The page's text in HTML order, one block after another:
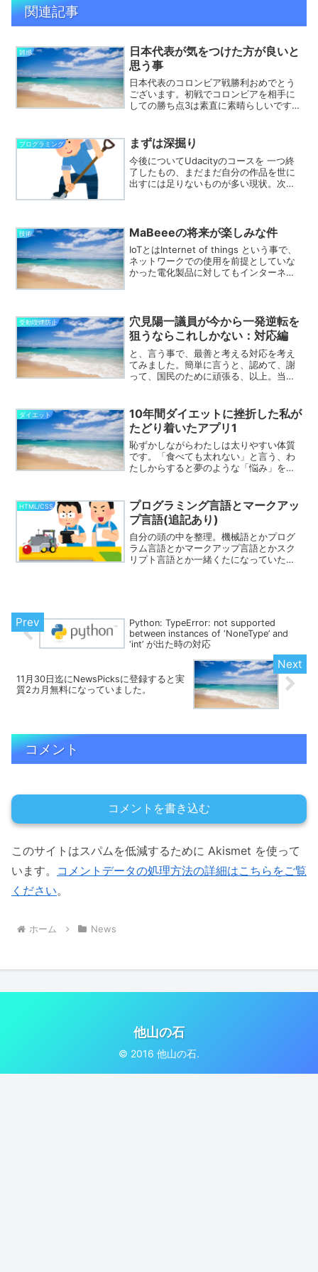
関連記事
雑感
日本代表が気をつけた方が良いと
思う事
日本代表のコロンビア戦勝利おめでとう
ございます。初戦でコロンビアを相手に
しての勝ち点3は素直に素晴らしいです。
本は開始3分で10人で戦う事になってしま
ったコロンビアから...
プログラミング まずは深掘り
今後についてUdacityのコースを 一つ終
了したもの、まだまだ自分の作品を世に
出すには足りないものが多い現状。次の
本...
技術 MaBeeeの将来が楽しみな件
IoTとはInternet of things という事で、
ネットワークでの使用を前提としていな
かった電化製品に対してもインターネッ
受動喫煙防止
穴見陽一議員が今から一発逆転を
狙うならこれしかない：対応編
と、言う事で、最善と考える対応を考え
てみました。簡単に言うと、認めて、謝
って、国民のために頑張る、以上。当た
応1：全面的に非を認め、長谷川氏に面と
向かって謝罪をする。騒ぎ...
ダイエット
10年間ダイエットに挫折した私が
たどり着いたアプリ1
恥ずかしながらわたしは太りやすい体質
です。「食べても太れない」と言う、わ
たしからすると夢のような「悩み」を持
しの肉は肉でも贅肉なんです。そんなこ
と言われても単にディ...
HTML/CSS
プログラミング言語とマークアッ
プ言語(追記あり)
自分の頭の中を整理。機械語とかプログ
ラム言語とかマークアップ言語とかスク
リプト言語とか一緒くたになっていたの
Python: TypeError: not supported
between instances of ‘NoneType’ and
‘int’ が出た時の対応
11月30日迄にNewsPicksに登録すると実
質2カ月無料になっていました。
コメント
コメントを書き込む
このサイトはスパムを低減するために Akismet を使って
います。 コメントデータの処理方法の詳細はこちらをご覧
ください。
ホーム News
他山の石
© 2016 他山の石.